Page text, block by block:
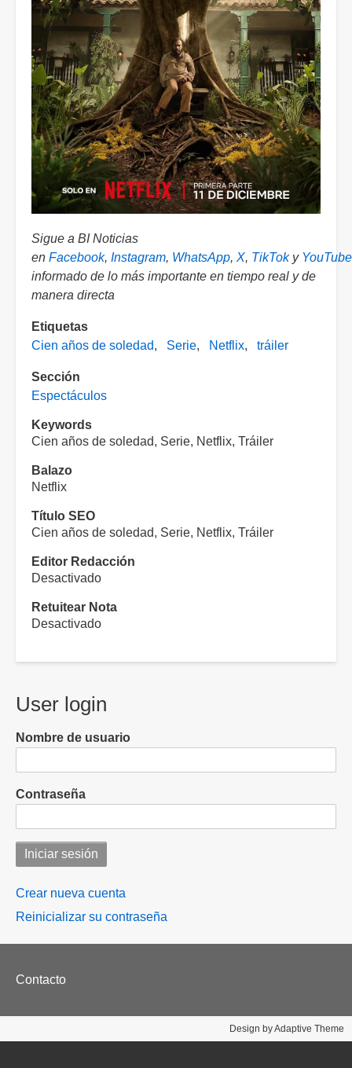
Sigue a BI Noticias
en Facebook, Instagram, WhatsApp, X, TikToky YouTube
informado de lo más importante en tiempo real y de
manera directa
Etiquetas
Cien años de soledad
Serie Netflix tráiler
Sección
Espectáculos
Keywords
Cien años de soledad, Serie, Netflix, Tráiler
Balazo
Netflix
Título SEO
Cien años de soledad, Serie, Netflix, Tráiler
Editor Redacción
Desactivado
Retuitear Nota
Desactivado
User login
Nombre de usuario
Contraseña
Crear nueva cuenta
Reinicializar su contraseña
Footer
Contacto
Design by Adaptive Theme